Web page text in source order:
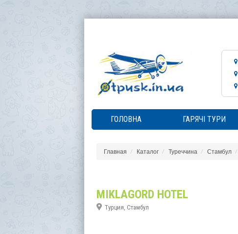
ГОЛОВНА ГАРЯЧІ ТУРИ
Главная Каталог Туреччина Стамбул
MIKLAGORD HOTEL
Турция, Стамбул